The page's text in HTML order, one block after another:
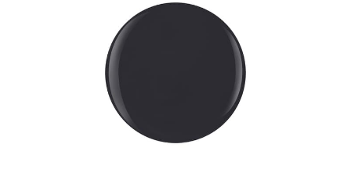
Tutoriales
Contacto